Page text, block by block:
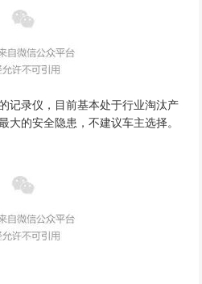
记录仪 ， 目前基本处于行业淘汰产
大的安全隐患 ，不建议车主选择。